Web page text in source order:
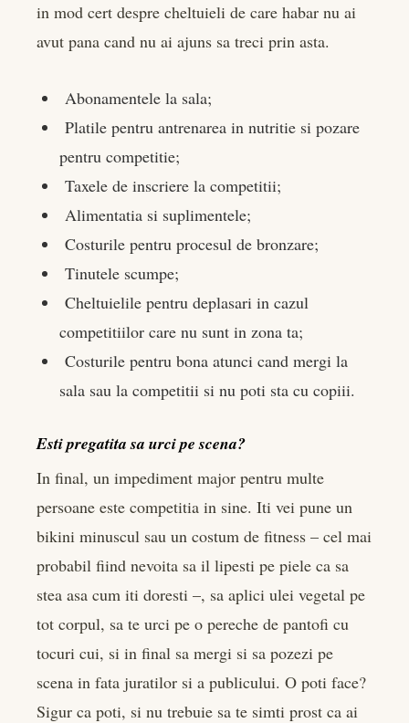
in mod cert despre cheltuieli de care habar nu ai
avut pana cand nu ai ajuns sa treci prin asta.
Abonamentele la sala;
Platile pentru antrenarea in nutritie si pozare
pentru competitie;
Taxele de inscriere la competitii;
Alimentatia si suplimentele;
Costurile pentru procesul de bronzare;
Tinutele scumpe;
Cheltuielile pentru deplasari in cazul
competitiilor care nu sunt in zona ta;
Costurile pentru bona atunci cand mergi la
sala sau la competitii si nu poti sta cu copiii.
Esti pregatita sa urci pe scena?
In final, un impediment major pentru multe
persoane este competitia in sine. Iti vei pune un
bikini minuscul sau un costum de fitness – cel mai
probabil fiind nevoita sa il lipesti pe piele ca sa
stea asa cum iti doresti –, sa aplici ulei vegetal pe
tot corpul, sa te urci pe o pereche de pantofi cu
tocuri cui, si in final sa mergi si sa pozezi pe
scena in fata juratilor si a publicului. O poti face?
Sigur ca poti, si nu trebuie sa te simti prost ca ai